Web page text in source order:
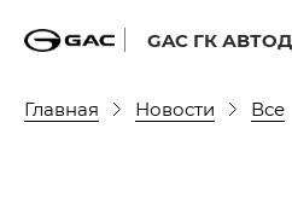
GAC ГК
Главная Новости Все